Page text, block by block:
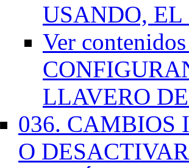
USANDO,
Ver
LLAVERO
036. CAMBIOS
O